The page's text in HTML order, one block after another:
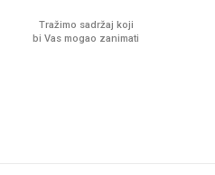
Tražimo sadržaj koji
bi Vas mogao zanimati